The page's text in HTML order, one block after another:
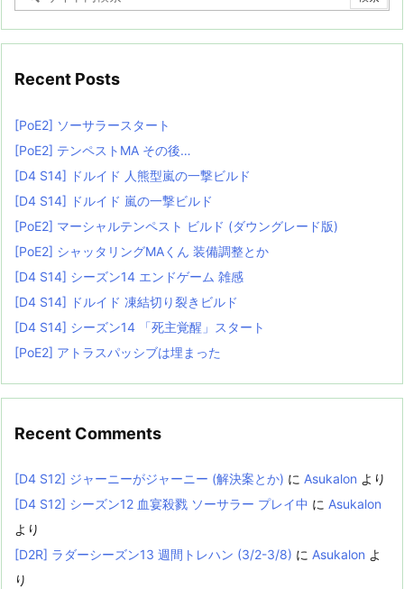
Recent Posts
[PoE2] ソーサラースタート
[PoE2] テンペストMA その後…
[D4 S14] ドルイド 人熊型嵐の一撃ビルド
[D4 S14] ドルイド 嵐の一撃ビルド
[PoE2] マーシャルテンペスト ビルド (ダウングレード版)
[PoE2] シャッタリングMAくん 装備調整とか
[D4 S14] シーズン14 エンドゲーム 雑感
[D4 S14] ドルイド 凍結切り裂きビルド
[D4 S14] シーズン14 「死主覚醒」スタート
[PoE2] アトラスパッシブは埋まった
Recent Comments
[D4 S12] ジャーニーがジャーニー (解決案とか) に Asukalon より
[D4 S12] シーズン12 血宴殺戮 ソーサラー プレイ中 に Asukalon
より
[D2R] ラダーシーズン13 週間トレハン (3/2-3/8) に Asukalon よ
り